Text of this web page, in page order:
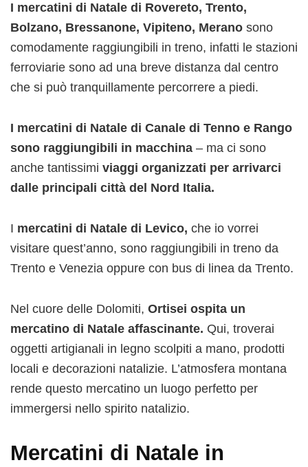
I mercatini di Natale di Rovereto, Trento,
Bolzano, Bressanone, Vipiteno, Merano sono
comodamente raggiungibili in treno, infatti le stazioni
ferroviarie sono ad una breve distanza dal centro
che si può tranquillamente percorrere a piedi.
I mercatini di Natale di Canale di Tenno e Rango
sono raggiungibili in macchina – ma ci sono
anche tantissimi viaggi organizzati per arrivarci
dalle principali città del Nord Italia.
I mercatini di Natale di Levico, che io vorrei
visitare quest’anno, sono raggiungibili in treno da
Trento e Venezia oppure con bus di linea da Trento.
Nel cuore delle Dolomiti, Ortisei ospita un
mercatino di Natale affascinante. Qui, troverai
oggetti artigianali in legno scolpiti a mano, prodotti
locali e decorazioni natalizie. L’atmosfera montana
rende questo mercatino un luogo perfetto per
immergersi nello spirito natalizio.
Mercatini di Natale in